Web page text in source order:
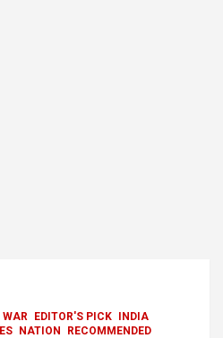
WAR EDITOR'S PICK
INDIA
NATION RECOMMENDED